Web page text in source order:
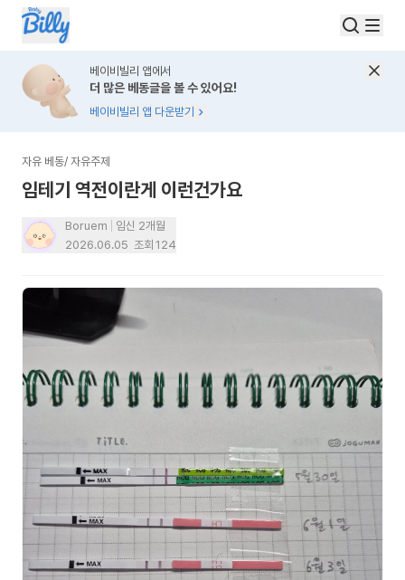
베이비빌리 앱에서
더 많은 베동글을 볼 수 있어요!
베이비빌리 앱 다운받기
자유 베동/ 자유주제
임테기 역전이란게 이런건가요
Boruem
임신 2개월
2026.06.05 조회 124